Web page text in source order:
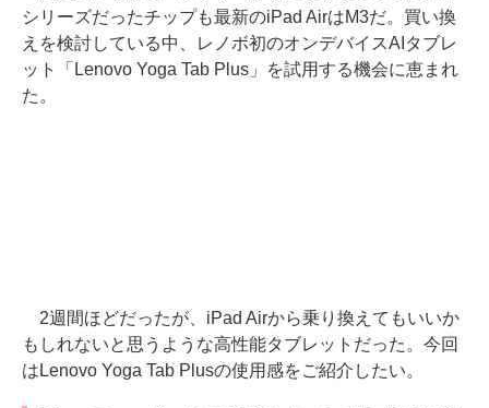
シリーズだったチップも最新のiPad AirはM3だ。買い換
えを検討している中、レノボ初のオンデバイスAIタブレ
ット「Lenovo Yoga Tab Plus」を試用する機会に恵まれ
た。
2週間ほどだったが、iPad Airから乗り換えてもいいか
もしれないと思うような高性能タブレットだった。今回
はLenovo Yoga Tab Plusの使用感をご紹介したい。